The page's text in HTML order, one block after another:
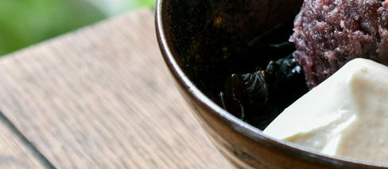
SPECIAL
SERIES